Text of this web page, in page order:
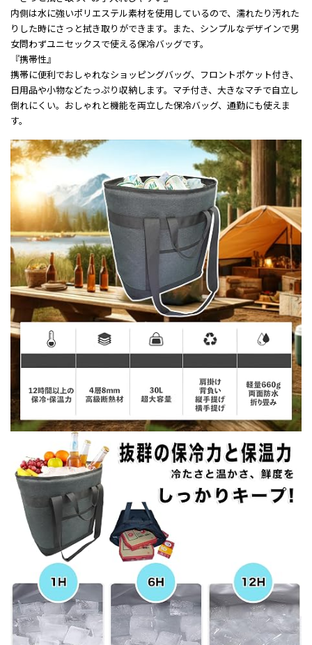
内側は水に強いポリエステル素材を使用しているので、濡れたり汚れた
りした時にさっと拭き取りができます。また、シンプルなデザインで男
女問わずユニセックスで使える保冷バッグです。
『携帯性』
携帯に便利でおしゃれなショッピングバッグ、フロントポケット付き、
日用品や小物などたっぷり収納します。マチ付き、大きなマチで自立し
倒れにくい。おしゃれと機能を両立した保冷バッグ、通勤にも使えま
す。